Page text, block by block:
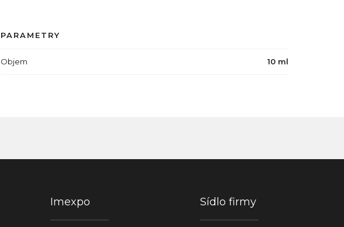
PARAMETRY
Objem 10 ml
Imexpo Sídlo firmy